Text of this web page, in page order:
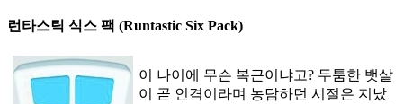
런타스틱 식스 팩 (Runtastic Six Pack)
이 나이에 무슨 복근이냐고? 두툼한 뱃살
이 곧 인격이라며 농담하던 시절은 지났